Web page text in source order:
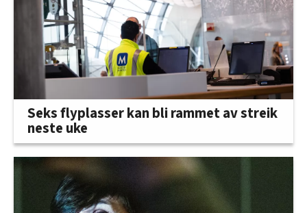
Seks flyplasser kan bli rammet av streik
neste uke